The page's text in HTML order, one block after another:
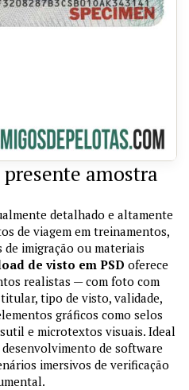
amostra
detalhado e altamente
de viagem em treinamentos,
imigração ou materiais
de visto em PSD oferece
realistas — com foto com
tipo de visto, validade,
gráficos como selos
e microtextos visuais. Ideal
de software
imersivos de verificação